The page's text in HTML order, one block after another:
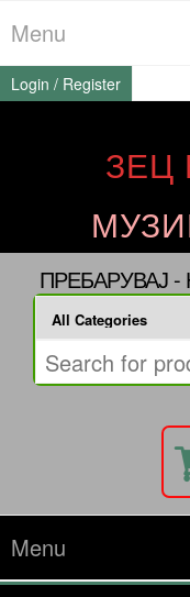
to
the
content
Menu
Login / Register
ЗЕЦ
ПРЕБАРУВАЈ
Menu